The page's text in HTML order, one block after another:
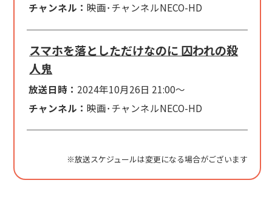
チャンネル：映画･チャンネルNECO-HD
スマホを落としただけなのに 囚われの殺
人鬼
放送日時： 2024年10月26日 21:00～
チャンネル：映画･チャンネルNECO-HD
※放送スケジュールは変更になる場合がございます